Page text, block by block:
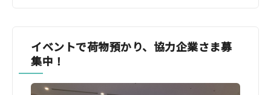
イベントで荷物預かり、協力企業さま募
集中！